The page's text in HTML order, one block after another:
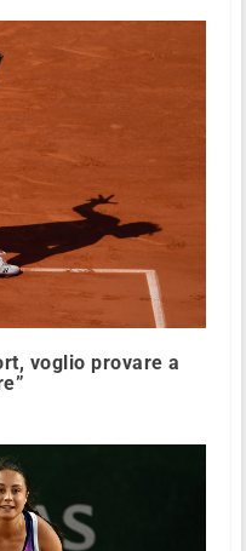
voglio provare a